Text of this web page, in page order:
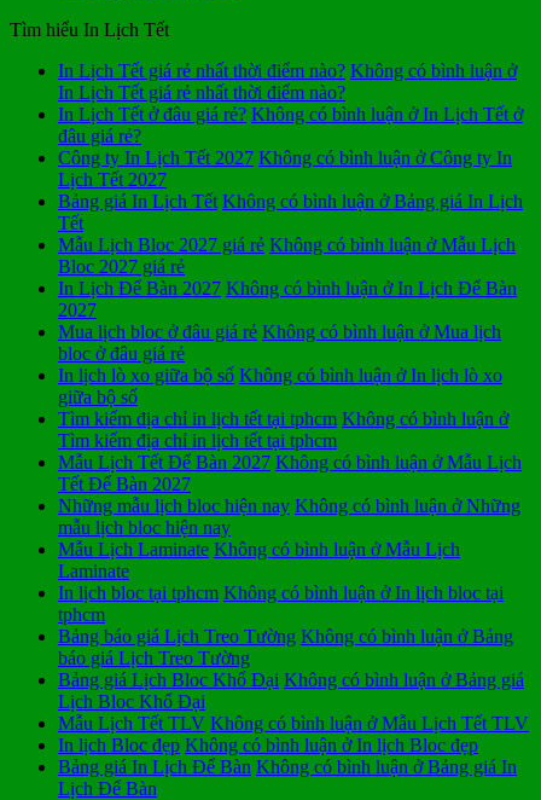
Tìm hiểu In Lịch Tết
In Lịch Tết giá rẻ nhất thời điểm nào? Không có bình luận ở
In Lịch Tết giá rẻ nhất thời điểm nào?
In Lịch Tết ở đâu giá rẻ? Không có bình luận ở In Lịch Tết ở
đâu giá rẻ?
Công ty In Lịch Tết 2027 Không có bình luận ở Công ty In
Lịch Tết 2027
Bảng giá In Lịch Tết Không có bình luận ở Bảng giá In Lịch
Tết
Mẫu Lịch Bloc 2027 giá rẻ Không có bình luận ở Mẫu Lịch
Bloc 2027 giá rẻ
In Lịch Để Bàn 2027 Không có bình luận ở In Lịch Để Bàn
2027
Mua lịch bloc ở đâu giá rẻ Không có bình luận ở Mua lịch
bloc ở đâu giá rẻ
In lịch lò xo giữa bộ số Không có bình luận ở In lịch lò xo
giữa bộ số
Tìm kiếm địa chỉ in lịch tết tại tphcm Không có bình luận ở
Tìm kiếm địa chỉ in lịch tết tại tphcm
Mẫu Lịch Tết Để Bàn 2027 Không có bình luận ở Mẫu Lịch
Tết Để Bàn 2027
Những mẫu lịch bloc hiện nay Không có bình luận ở Những
mẫu lịch bloc hiện nay
Mẫu Lịch Laminate Không có bình luận ở Mẫu Lịch
Laminate
In lịch bloc tại tphcm Không có bình luận ở In lịch bloc tại
tphcm
Bảng báo giá Lịch Treo Tường Không có bình luận ở Bảng
báo giá Lịch Treo Tường
Bảng giá Lịch Bloc Khổ Đại Không có bình luận ở Bảng giá
Lịch Bloc Khổ Đại
Mẫu Lịch Tết TLV Không có bình luận ở Mẫu Lịch Tết TLV
In lịch Bloc đẹp Không có bình luận ở In lịch Bloc đẹp
Bảng giá In Lịch Để Bàn Không có bình luận ở Bảng giá In
Lịch Để Bàn